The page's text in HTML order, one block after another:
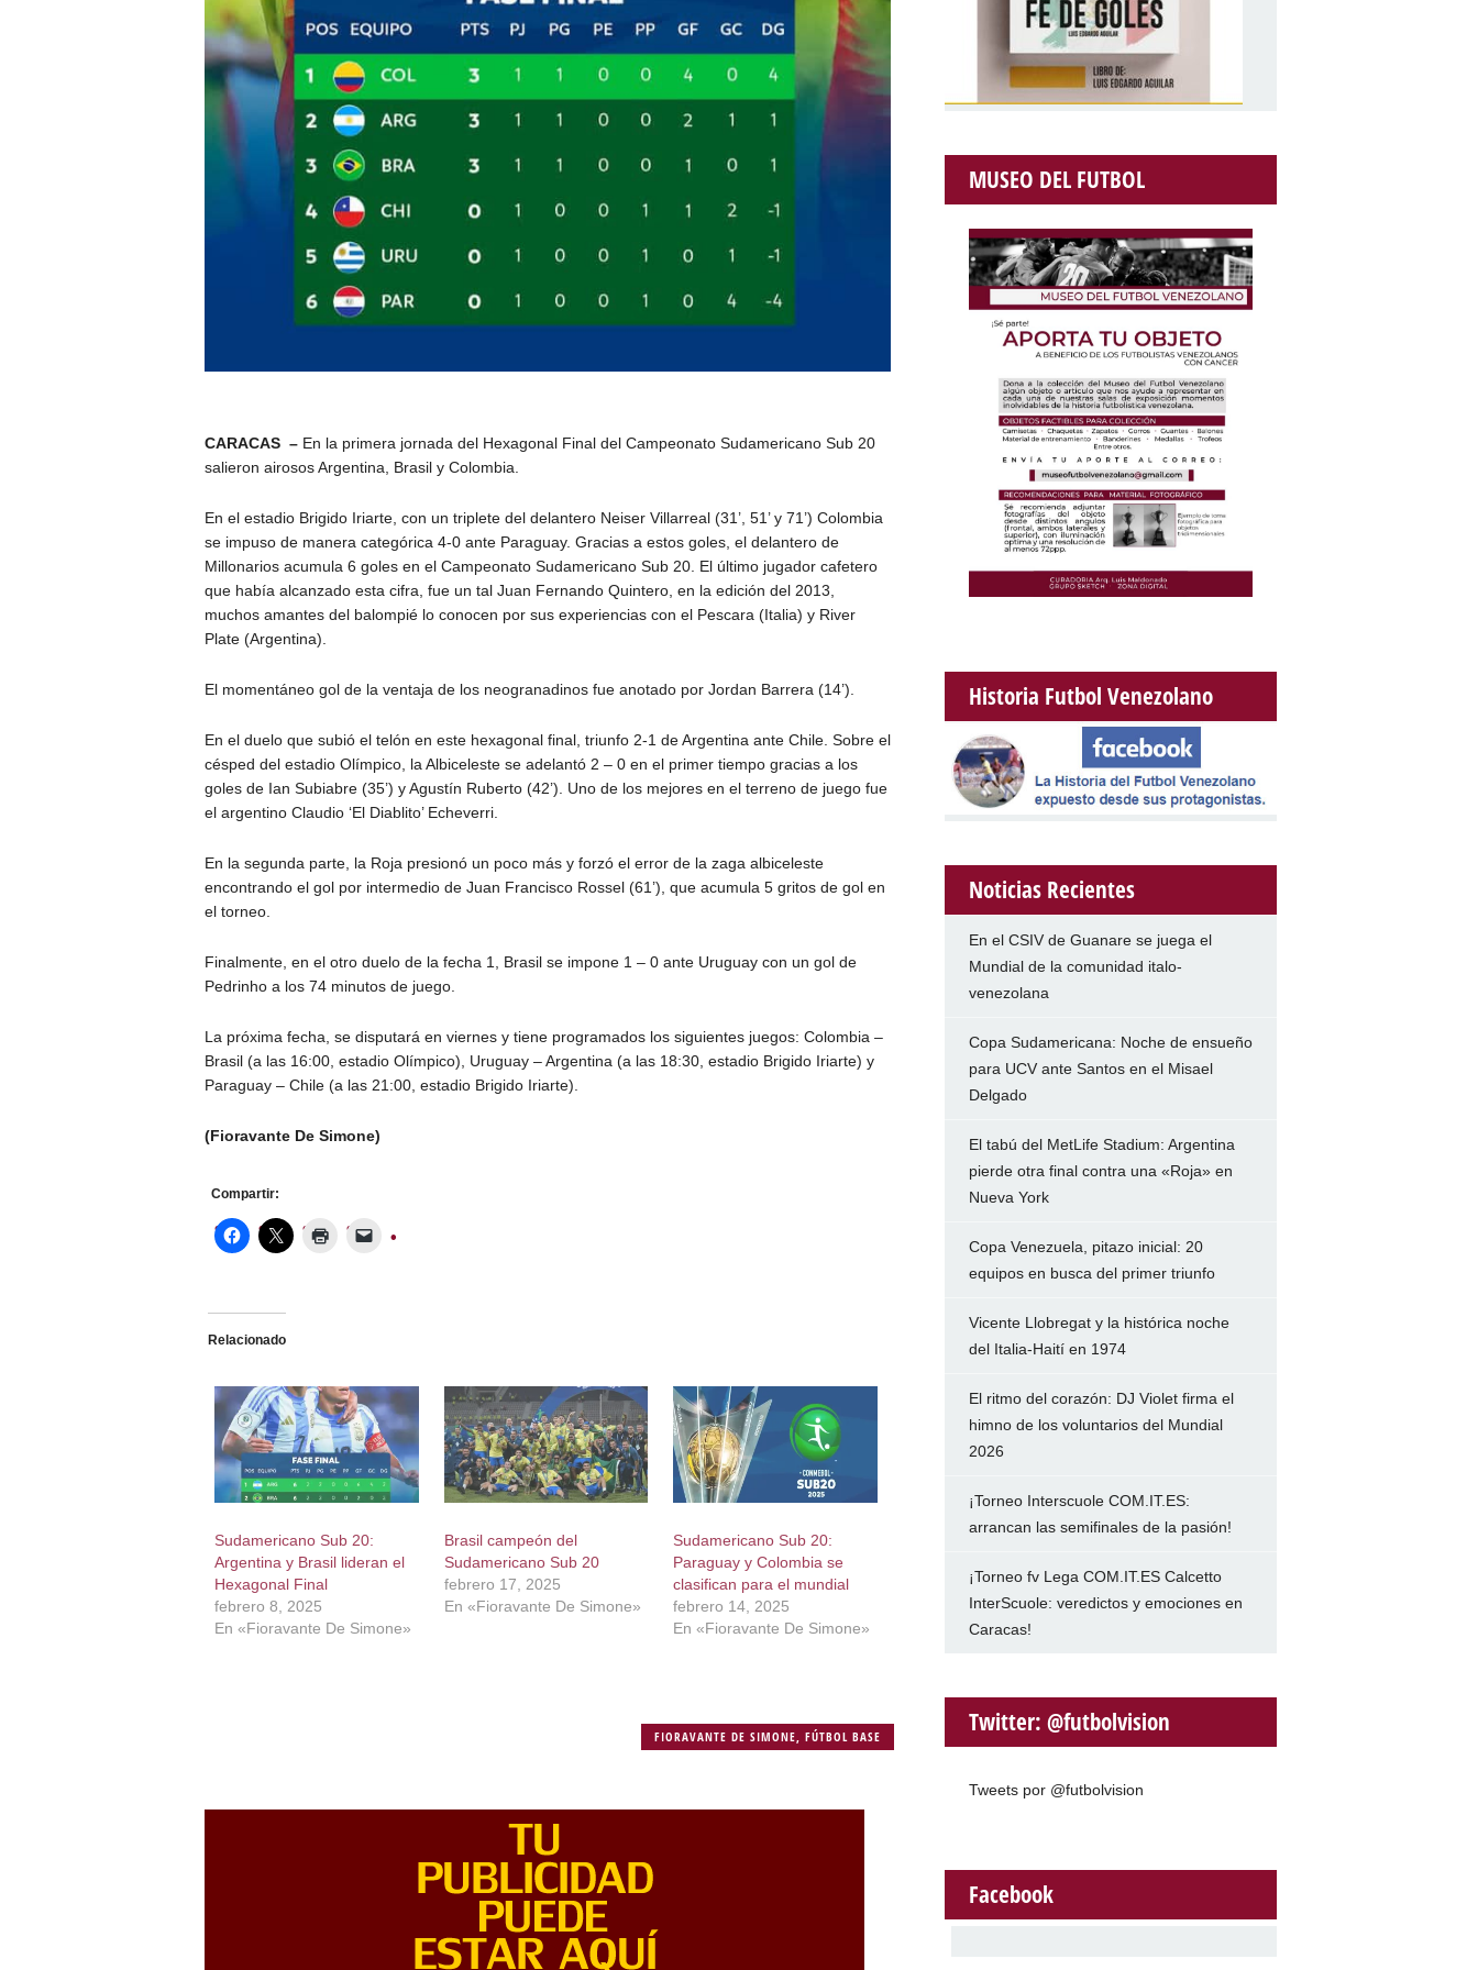
CARACAS – En la primera jornada del Hexagonal Final del Campeonato Sudamericano Sub 20
salieron airosos Argentina, Brasil y Colombia.
En el estadio Brigido Iriarte, con un triplete del delantero Neiser Villarreal (31’, 51’ y 71’) Colombia
se impuso de manera categórica 4-0 ante Paraguay. Gracias a estos goles, el delantero de
Millonarios acumula 6 goles en el Campeonato Sudamericano Sub 20. El último jugador cafetero
que había alcanzado esta cifra, fue un tal Juan Fernando Quintero, en la edición del 2013,
muchos amantes del balompié lo conocen por sus experiencias con el Pescara (Italia) y River
Plate (Argentina).
El momentáneo gol de la ventaja de los neogranadinos fue anotado por Jordan Barrera (14’).
En el duelo que subió el telón en este hexagonal final, triunfo 2-1 de Argentina ante Chile. Sobre el
césped del estadio Olímpico, la Albiceleste se adelantó 2 – 0 en el primer tiempo gracias a los
goles de Ian Subiabre (35’) y Agustín Ruberto (42’). Uno de los mejores en el terreno de juego fue
el argentino Claudio ‘El Diablito’ Echeverri.
En la segunda parte, la Roja presionó un poco más y forzó el error de la zaga albiceleste
encontrando el gol por intermedio de Juan Francisco Rossel (61’), que acumula 5 gritos de gol en
el torneo.
Finalmente, en el otro duelo de la fecha 1, Brasil se impone 1 – 0 ante Uruguay con un gol de
Pedrinho a los 74 minutos de juego.
La próxima fecha, se disputará en viernes y tiene programados los siguientes juegos: Colombia –
Brasil (a las 16:00, estadio Olímpico), Uruguay – Argentina (a las 18:30, estadio Brigido Iriarte) y
Paraguay – Chile (a las 21:00, estadio Brigido Iriarte).
(Fioravante De Simone)
Compartir:
Relacionado
Sudamericano Sub 20:
Argentina y Brasil lideran el
Hexagonal Final
febrero 8, 2025
En «Fioravante De Simone»
Brasil campeón del
Sudamericano Sub 20
febrero 17, 2025
En «Fioravante De Simone»
Sudamericano Sub 20:
Paraguay y Colombia se
clasifican para el mundial
febrero 14, 2025
En «Fioravante De Simone»
FIORAVANTE DE SIMONE,FÚTBOL BASE
MUSEO DEL FUTBOL
Historia Futbol Venezolano
Noticias Recientes
En el CSIV de Guanare se juega el
Mundial de la comunidad italo-
venezolana
Copa Sudamericana: Noche de ensueño
para UCV ante Santos en el Misael
Delgado
El tabú del MetLife Stadium: Argentina
pierde otra final contra una «Roja» en
Nueva York
Copa Venezuela, pitazo inicial: 20
equipos en busca del primer triunfo
Vicente Llobregat y la histórica noche
del Italia-Haití en 1974
El ritmo del corazón: DJ Violet firma el
himno de los voluntarios del Mundial
2026
¡Torneo Interscuole COM.IT.ES:
arrancan las semifinales de la pasión!
¡Torneo fv Lega COM.IT.ES Calcetto
InterScuole: veredictos y emociones en
Caracas!
Twitter: @futbolvision
Tweets por @futbolvision
Facebook